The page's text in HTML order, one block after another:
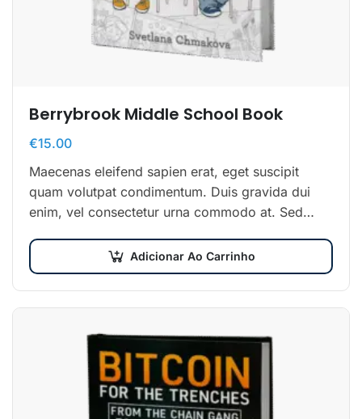
Berrybrook Middle School Book
€15.00
Maecenas eleifend sapien erat, eget suscipit
quam volutpat condimentum. Duis gravida dui
enim, vel consectetur urna commodo at. Sed
Adicionar Ao Carrinho